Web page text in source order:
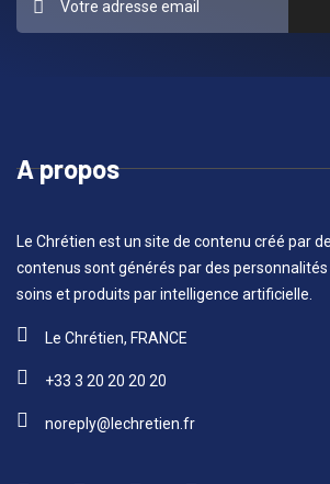
A propos
Le Chrétien est un site de contenu créé par
contenus sont générés par des
soins et produits par intelligence artificielle.
Le Chrétien, FRANCE
+33 3 20 20 20 20
noreply@lechretien.fr